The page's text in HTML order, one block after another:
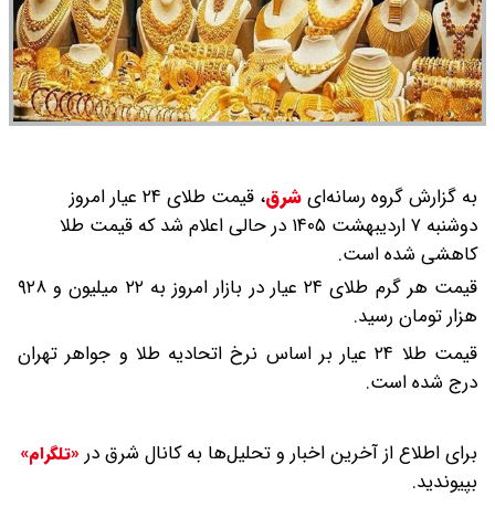
به گزارش گروه رسانه‌ایشرق،
قیمت طلای ۲۴ عیار امروز
دوشنبه ۷ اردیبهشت ۱۴۰۵ در حالی اعلام شد که قیمت طلا
کاهشی شده است.
قیمت هر گرم طلای ۲۴ عیار در بازار امروز به ۲۲ میلیون و ۹۲۸
هزار تومان رسید.
قیمت طلا ۲۴ عیار بر اساس نرخ اتحادیه طلا و جواهر تهران
درج شده است.
برای اطلاع از آخرین اخبار و تحلیل‌ها به کانال شرق در «تلگرام»
بپیوندید.